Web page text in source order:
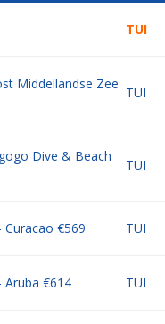
TUI
Middellandse Zee
TUI
Dive & Beach
TUI
Curacao €569 TUI
Aruba €614 TUI